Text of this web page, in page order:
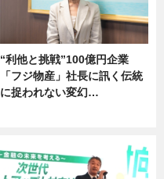
“利他と挑戦”100億円企業
「フジ物産」社長に訊く伝統
に捉われない変幻…